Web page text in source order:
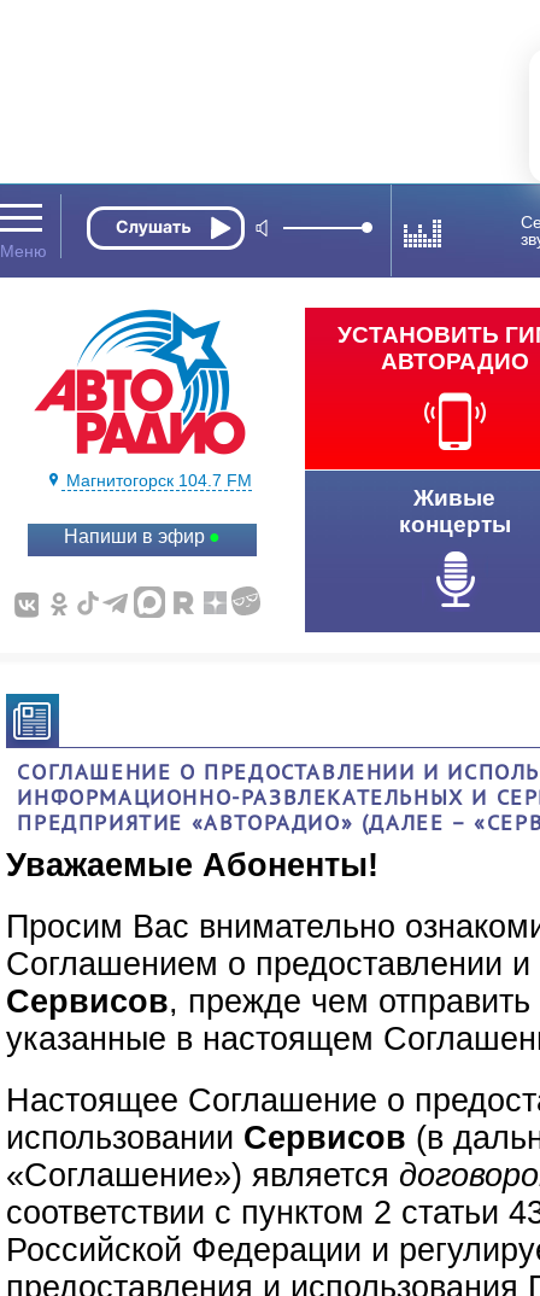
Магнитогорск 104.7 FM
Напиши в эфир
УСТАНОВИТЬ
АВТОРАДИО
Живые
концерты
СОГЛАШЕНИЕ О ПРЕДОСТАВЛЕНИИ И
ИНФОРМАЦИОННО-РАЗВЛЕКАТЕЛЬНЫХ И
ПРЕДПРИЯТИЕ «АВТОРАДИО» (ДАЛЕЕ –
Уважаемые Абоненты!
Просим Вас внимательно
Соглашением о предоставлении и
Сервисов, прежде чем
указанные в настоящем
Настоящее Соглашение о
использовании Сервисов (в
«Соглашение») является
соответствии с пунктом 2 статьи
Российской Федерации и
предоставления и использования